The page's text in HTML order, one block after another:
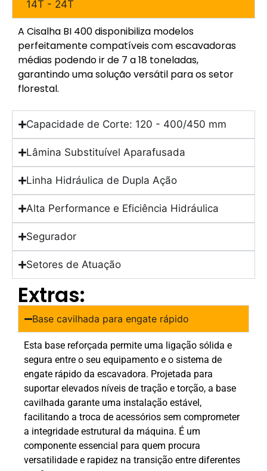
14T - 24T
A Cisalha BI 400 disponibiliza modelos
perfeitamente compatíveis com escavadoras
médias podendo ir de 7 a 18 toneladas,
garantindo uma solução versátil para os setor
florestal.
Capacidade de Corte: 120 - 400/450 mm
Lâmina Substituível Aparafusada
Linha Hidráulica de Dupla Ação
Alta Performance e Eficiência Hidráulica
Segurador
Setores de Atuação
Extras:
Base cavilhada para engate rápido
Esta base reforçada permite uma ligação sólida e
segura entre o seu equipamento e o sistema de
engate rápido da escavadora. Projetada para
suportar elevados níveis de tração e torção, a base
cavilhada garante uma instalação estável,
facilitando a troca de acessórios sem comprometer
a integridade estrutural da máquina. É um
componente essencial para quem procura
versatilidade e rapidez na transição entre diferentes